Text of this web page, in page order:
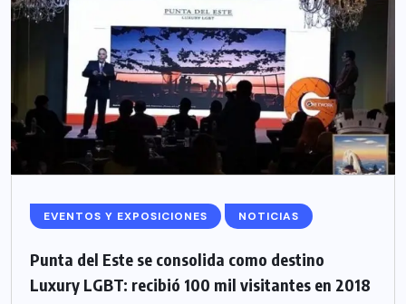
EVENTOS Y EXPOSICIONES NOTICIAS
Punta del Este se consolida como destino
Luxury LGBT: recibió 100 mil visitantes en 2018